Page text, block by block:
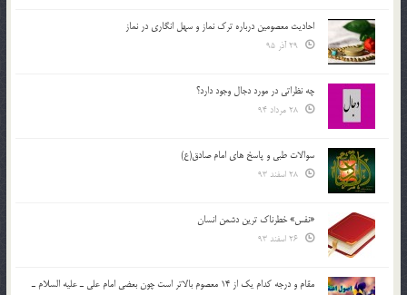
احادیث معصومین درباره ترک نماز و سهل انگاری در نماز
چه نظراتی در مورد دجال وجود دارد؟
سوالات طبی و پاسخ های امام صادق(ع)
«نفس» خطرناک ترین دشمن انسان
مقام و درجه كدام يك از 14 معصوم بالاتر است چون بعضي امام علي ـ عليه السلام ـ